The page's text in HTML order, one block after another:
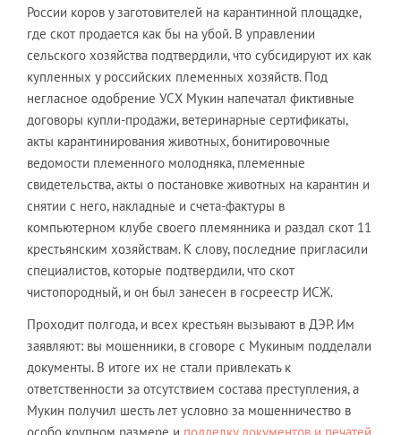
России коров у заготовителей на карантинной площадке,
где скот продается как бы на убой. В управлении
сельского хозяйства подтвердили, что субсидируют их как
купленных у российских племенных хозяйств. Под
негласное одобрение УСХ Мукин напечатал фиктивные
договоры купли-продажи, ветеринарные сертификаты,
акты карантинирования животных, бонитировочные
ведомости племенного молодняка, племенные
свидетельства, акты о постановке животных на карантин и
снятии с него, накладные и счета-фактуры в
компьютерном клубе своего племянника и раздал скот 11
крестьянским хозяйствам. К слову, последние пригласили
специалистов, которые подтвердили, что скот
чистопородный, и он был занесен в госреестр ИСЖ.
Проходит полгода, и всех крестьян вызывают в ДЭР. Им
заявляют: вы мошенники, в сговоре с Мукиным подделали
документы. В итоге их не стали привлекать к
ответственности за отсутствием состава преступления, а
Мукин получил шесть лет условно за мошенничество в
особо крупном размере и подделку документов и печатей